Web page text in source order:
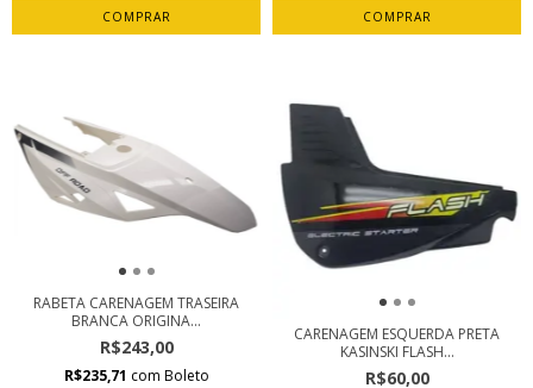
RABETA CARENAGEM TRASEIRA
BRANCA ORIGINA...
R$243,00
R$235,71 com Boleto
CARENAGEM ESQUERDA PRETA
KASINSKI FLASH...
R$60,00